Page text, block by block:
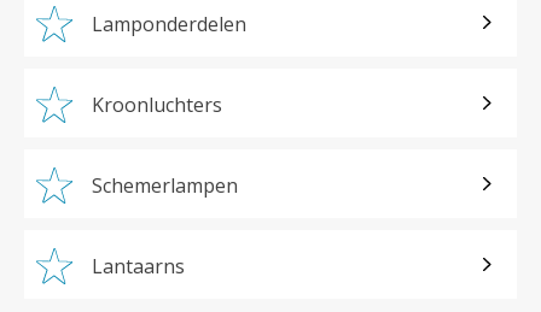
Lamponderdelen
Kroonluchters
Schemerlampen
Lantaarns